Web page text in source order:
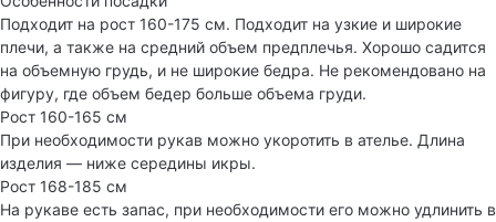
Подходит на рост 160-175 см. Подходит на узкие и широкие
плечи, а также на средний объем предплечья. Хорошо садится
на объемную грудь, и не широкие бедра. Не рекомендовано на
фигуру, где объем бедер больше объема груди.
Рост 160-165 см
При необходимости рукав можно укоротить в ателье. Длина
изделия — ниже середины икры.
Рост 168-185 см
На рукаве есть запас, при необходимости его можно удлинить в